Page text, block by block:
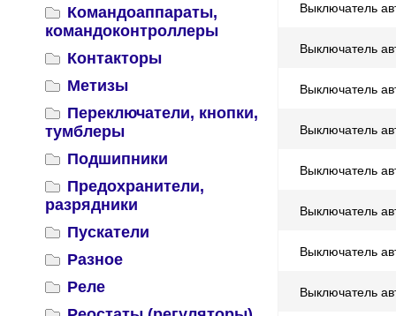
Командоаппараты,
командоконтроллеры
Контакторы
Метизы
Переключатели, кнопки,
тумблеры
Подшипники
Предохранители,
разрядники
Пускатели
Разное
Реле
Выключатель
Выключатель
Выключатель
Выключатель
Выключатель
Выключатель
Выключатель
Выключатель